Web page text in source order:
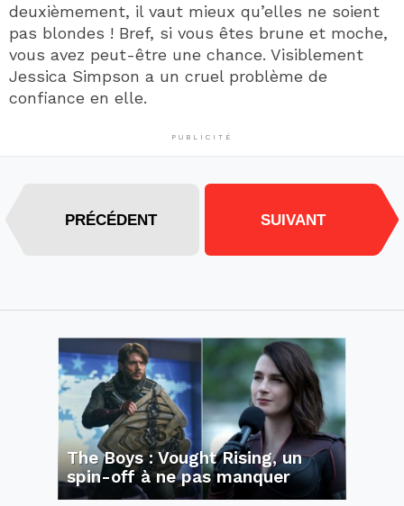
deuxièmement, il vaut mieux qu’elles ne soient
pas blondes ! Bref, si vous êtes brune et moche,
vous avez peut-être une chance. Visiblement
Jessica Simpson a un cruel problème de
confiance en elle.
PUBLICITÉ
PRÉCÉDENT SUIVANT
The Boys : Vought Rising, un
spin-off à ne pas manquer